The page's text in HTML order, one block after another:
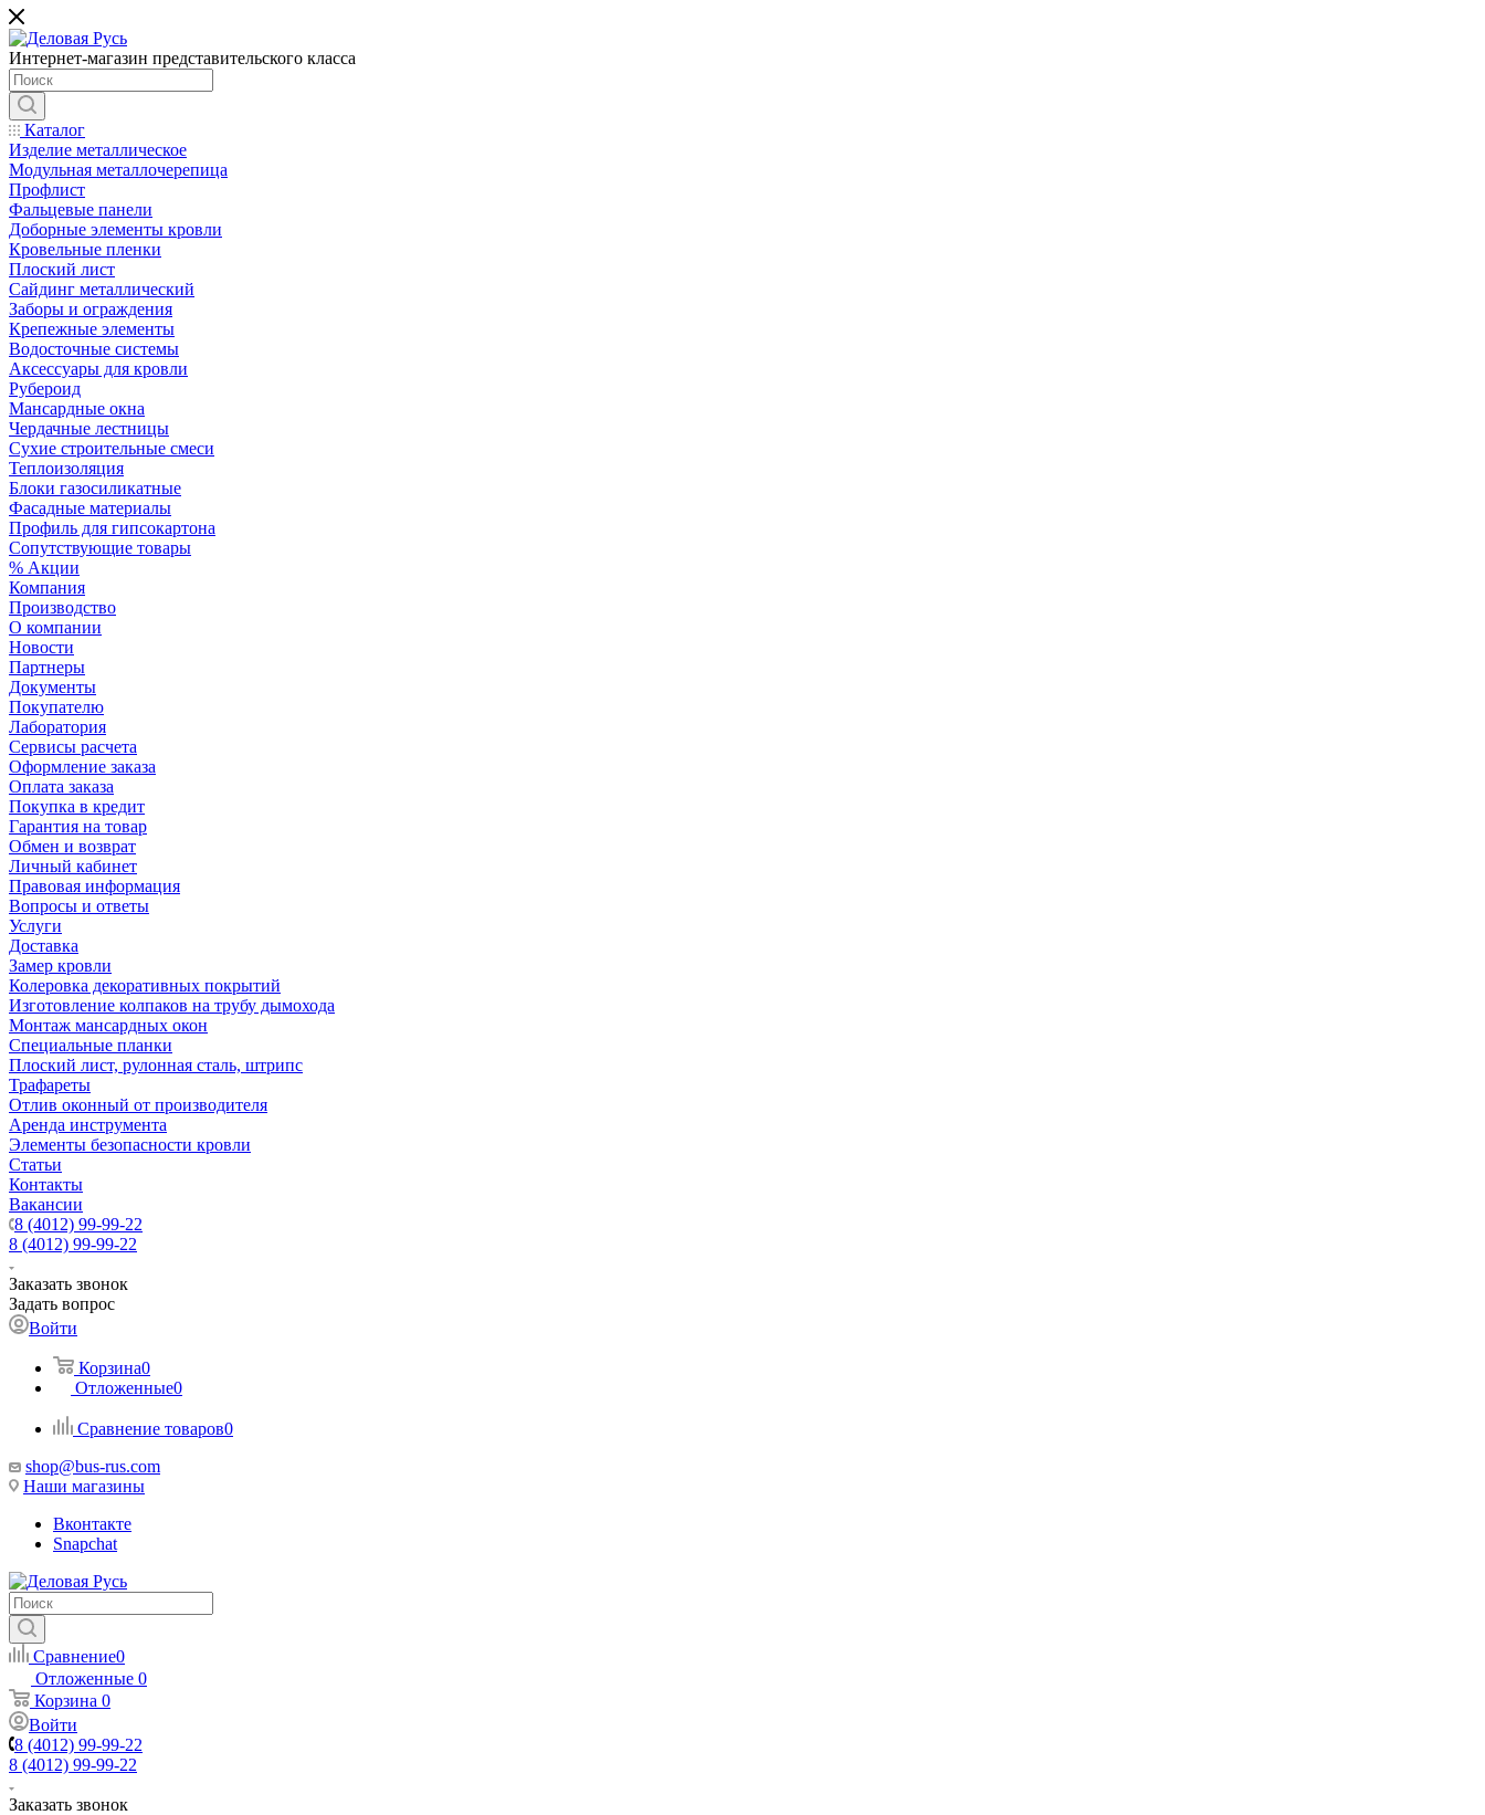
Интернет-магазин представительского класса
Каталог
Изделие металлическое
Модульная металлочерепица
Профлист
Фальцевые панели
Доборные элементы кровли
Кровельные пленки
Плоский лист
Сайдинг металлический
Заборы и ограждения
Крепежные элементы
Водосточные системы
Аксессуары для кровли
Рубероид
Мансардные окна
Чердачные лестницы
Сухие строительные смеси
Теплоизоляция
Блоки газосиликатные
Фасадные материалы
Профиль для гипсокартона
Сопутствующие товары
% Акции
Компания
Производство
О компании
Новости
Партнеры
Документы
Покупателю
Лаборатория
Сервисы расчета
Оформление заказа
Оплата заказа
Покупка в кредит
Гарантия на товар
Обмен и возврат
Личный кабинет
Правовая информация
Вопросы и ответы
Услуги
Доставка
Замер кровли
Колеровка декоративных покрытий
Изготовление колпаков на трубу дымохода
Монтаж мансардных окон
Специальные планки
Плоский лист, рулонная сталь, штрипс
Трафареты
Отлив оконный от производителя
Аренда инструмента
Элементы безопасности кровли
Статьи
Контакты
Вакансии
8 (4012) 99-99-22
8 (4012) 99-99-22
Заказать звонок
Задать вопрос
Войти
Корзина0
Отложенные0
Сравнение товаров0
shop@bus-rus.com
Наши магазины
Вконтакте
Snapchat
Сравнение0
Отложенные 0
Корзина 0
Войти
8 (4012) 99-99-22
8 (4012) 99-99-22
Заказать звонок